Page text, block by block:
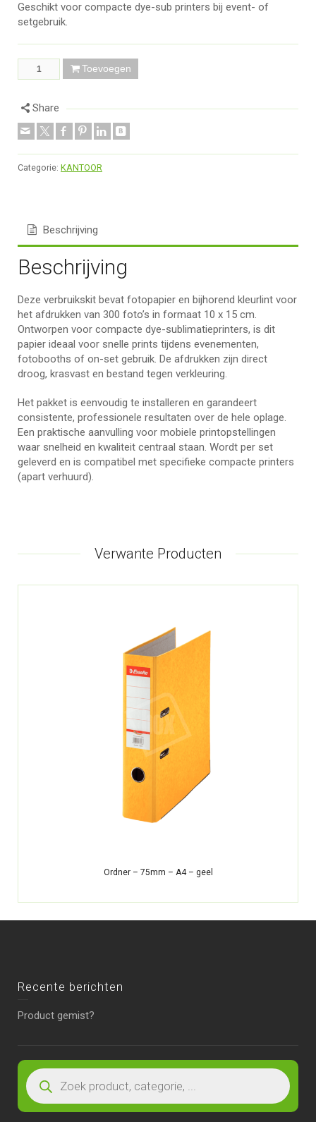
Geschikt voor compacte dye-sub printers bij event- of
setgebruik.
Toevoegen
Share
Categorie: KANTOOR
Beschrijving
Beschrijving
Deze verbruikskit bevat fotopapier en bijhorend kleurlint voor
het afdrukken van 300 foto’s in formaat 10 x 15 cm.
Ontworpen voor compacte dye-sublimatieprinters, is dit
papier ideaal voor snelle prints tijdens evenementen,
fotobooths of on-set gebruik. De afdrukken zijn direct
droog, krasvast en bestand tegen verkleuring.
Het pakket is eenvoudig te installeren en garandeert
consistente, professionele resultaten over de hele oplage.
Een praktische aanvulling voor mobiele printopstellingen
waar snelheid en kwaliteit centraal staan. Wordt per set
geleverd en is compatibel met specifieke compacte printers
(apart verhuurd).
Verwante Producten
Ordner – 75mm – A4 – geel
Recente berichten
Product gemist?